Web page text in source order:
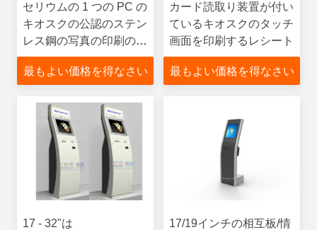
セリウムの 1 つの PC の
キオスクの公認のステン
レス鋼の写真の印刷のキ
オスクのタッチ画面すべ
て
最もよい価格を得なさい
カード読取り装置が付い
ているキオスクのタッチ
画面を印刷するレシート
最もよい価格を得なさい
17 - 32"は
17/19インチの相互板/情